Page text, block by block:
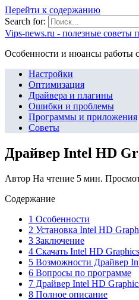
Перейти к содержанию
Search for:
Vips-news.ru - полезные советы
Особенности и нюансы работы
Настройки
Оптимизация
Драйвера и плагины
Ошибки и проблемы
Программы и приложения
Советы
Драйвер Intel HD
Автор На чтение 5 мин.
Содержание
1 Особенности
2 Установка Intel HD
3 Заключение
4 Скачать Intel HD
5 Возможности Драйвер
6 Вопросы по программе
7 Драйвер Intel HD
8 Полное описание